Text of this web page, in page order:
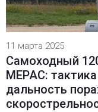
11 марта 2025
Самоходный
MEPAC:
дальность